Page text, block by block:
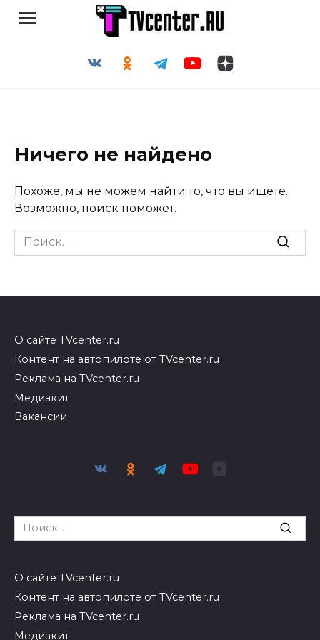
Ничего не найдено
Похоже, мы не можем найти то, что вы ищете.
Возможно, поиск поможет.
Search
for:
О сайте TVcenter.ru
Контент на автопилоте от TVcenter.ru
Реклама на TVcenter.ru
Медиакит
Вакансии
Search
for:
О сайте TVcenter.ru
Контент на автопилоте от TVcenter.ru
Реклама на TVcenter.ru
Медиакит